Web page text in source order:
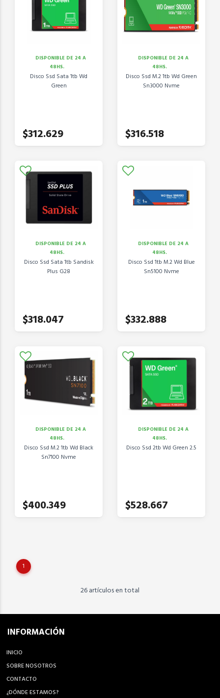
DISPONIBLE DE 24 A
48HS.
Disco Ssd Sata 1tb Wd
Green
$312.629
DISPONIBLE DE 24 A
48HS.
Disco Ssd M.2 1tb Wd Green
Sn3000 Nvme
$316.518
DISPONIBLE DE 24 A
48HS.
Disco Ssd Sata 1tb Sandisk
Plus G28
$318.047
DISPONIBLE DE 24 A
48HS.
Disco Ssd 1tb M.2 Wd Blue
Sn5100 Nvme
$332.888
DISPONIBLE DE 24 A
48HS.
Disco Ssd M.2 1tb Wd Black
Sn7100 Nvme
$400.349
DISPONIBLE DE 24 A
48HS.
Disco Ssd 2tb Wd Green 2.5
$528.667
1
26 artículos en total
INFORMACIÓN
INICIO
SOBRE NOSOTROS
CONTACTO
¿DÓNDE ESTAMOS?